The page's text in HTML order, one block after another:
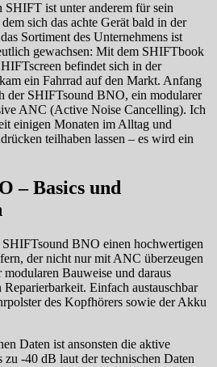
SHIFT ist unter anderem für sein
sich das achte Gerät bald in der
Sortiment des Unternehmens ist
gewachsen: Mit dem SHIFTbook
befindet sich in der
ein Fahrrad auf den Markt. Anfang
der SHIFTsound BNO, ein modularer
ANC (Active Noise Cancelling). Ich
einigen Monaten im Alltag und
teilhaben lassen – es wird ein
– Basics und
BNO einen hochwertigen
der nicht nur mit ANC überzeugen
Bauweise und daraus
Einfach austauschbar
des Kopfhörers sowie der Akku
Daten ist ansonsten die aktive
zu -40 dB laut der technischen Daten